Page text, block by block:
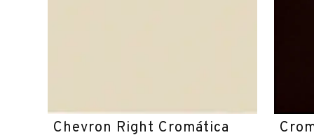
Chevron Right Cromática